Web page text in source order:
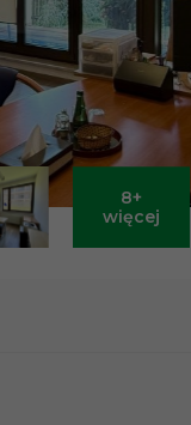
8+
więcej